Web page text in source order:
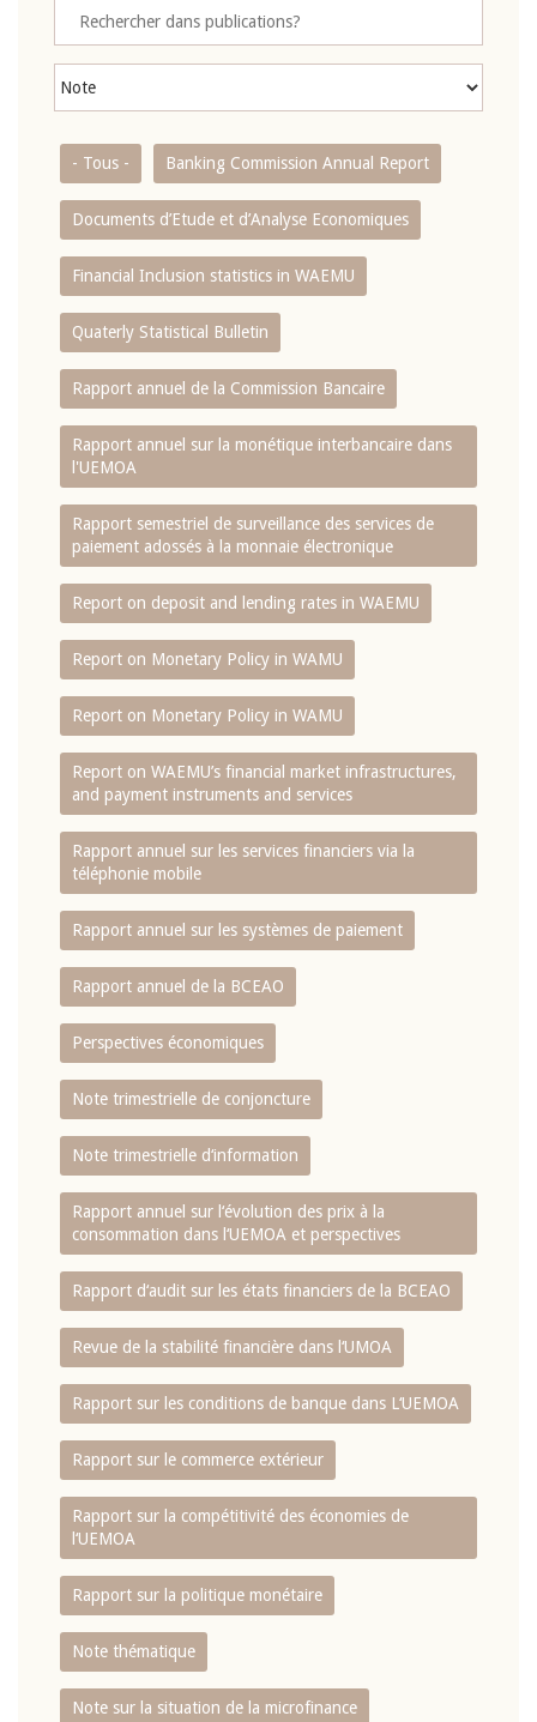
- Tous - Banking Commission Annual Report
Documents d’Etude et d’Analyse Economiques
Financial Inclusion statistics in WAEMU
Quaterly Statistical Bulletin
Rapport annuel de la Commission Bancaire
Rapport annuel sur la monétique interbancaire dans
l'UEMOA
Rapport semestriel de surveillance des services de
paiement adossés à la monnaie électronique
Report on deposit and lending rates in WAEMU
Report on Monetary Policy in WAMU
Report on Monetary Policy in WAMU
Report on WAEMU’s financial market infrastructures,
and payment instruments and services
Rapport annuel sur les services financiers via la
téléphonie mobile
Rapport annuel sur les systèmes de paiement
Rapport annuel de la BCEAO
Perspectives économiques
Note trimestrielle de conjoncture
Note trimestrielle d‘information
Rapport annuel sur l‘évolution des prix à la
consommation dans l‘UEMOA et perspectives
Rapport d‘audit sur les états financiers de la BCEAO
Revue de la stabilité financière dans l‘UMOA
Rapport sur les conditions de banque dans L‘UEMOA
Rapport sur le commerce extérieur
Rapport sur la compétitivité des économies de
l‘UEMOA
Rapport sur la politique monétaire
Note thématique
Note sur la situation de la microfinance